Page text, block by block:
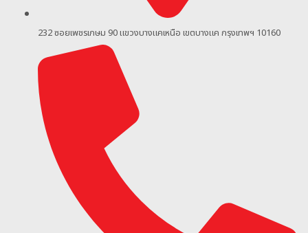
232 ซอยเพชรเกษม 90แขวงบางแคเหนือ เขตบางแค กรุงเทพฯ 10160